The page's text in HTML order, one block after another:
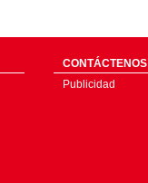
CONTÁCTENOS
Publicidad